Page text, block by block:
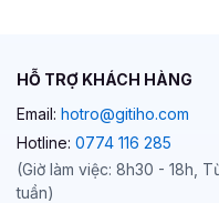
HỖ TRỢ KHÁCH HÀNG
Email: hotro@gitiho.com
Hotline: 0774 116 285
(Giờ làm việc: 8h30 - 18h,
tuần)